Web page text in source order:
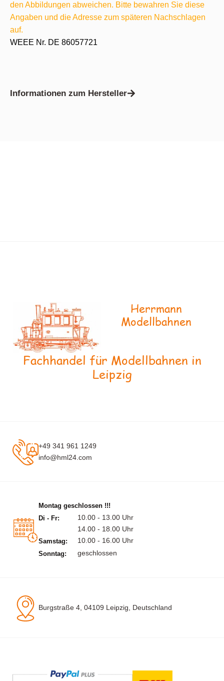
den Abbildungen abweichen. Bitte bewahren Sie diese
Angaben und die Adresse zum späteren Nachschlagen
auf.
WEEE Nr. DE 86057721
Informationen zum Hersteller
Herrmann
Modellbahnen
Fachhandel für Modellbahnen in
Leipzig
+49 341 961 1249
info@hml24.com
Montag geschlossen !!!
Di - Fr:
10.00 - 13.00 Uhr
14.00 - 18.00 Uhr
Samstag: 10.00 - 16.00 Uhr
Sonntag: geschlossen
Burgstraße 4, 04109 Leipzig, Deutschland